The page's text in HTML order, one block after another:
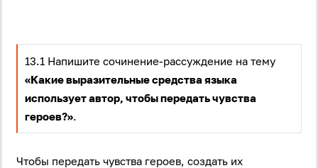
13.1 Напишите сочинение-рассуждение на тему
«Какие выразительные средства языка
использует автор, чтобы передать чувства
героев?».
Чтобы передать чувства героев, создать их